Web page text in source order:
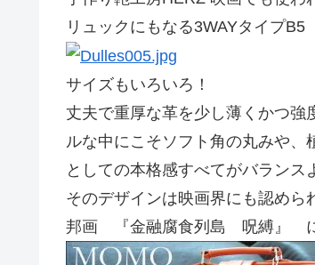
リュックにもなる3WAYタイプB5
サイズもいろいろ！
丈夫で重厚な革を少し薄くかつ強
ルな中にこそソフト角の丸みや
としての本格感すべてがバランス
そのデザインは映画界にも認めら
邦画 『金融腐食列島 呪縛』 に